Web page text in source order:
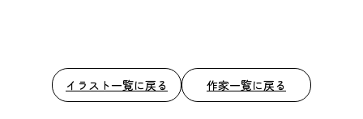
イラスト一覧に戻る 作家一覧に戻る